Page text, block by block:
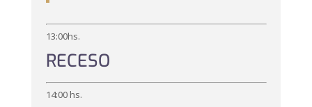
13:00hs.
RECESO
14:00 hs.